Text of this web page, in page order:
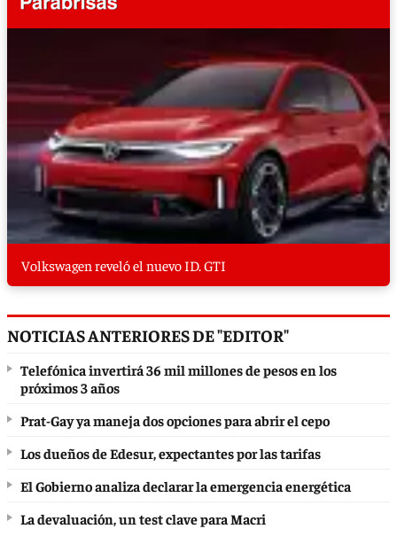
Volkswagen reveló el nuevo ID. GTI
NOTICIAS ANTERIORES DE "EDITOR"
Telefónica invertirá 36 mil millones de pesos en los
próximos 3 años
Prat-Gay ya maneja dos opciones para abrir el cepo
Los dueños de Edesur, expectantes por las tarifas
El Gobierno analiza declarar la emergencia energética
La devaluación, un test clave para Macri